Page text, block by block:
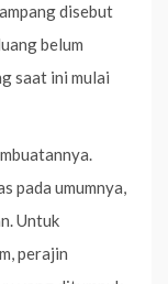
disebut
belum
saat ini mulai
pada umumnya,
Untuk
perajin